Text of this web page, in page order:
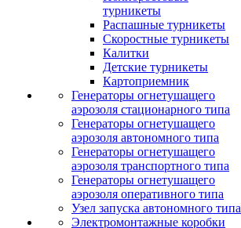
турникеты
Распашные турникеты
Скоростные турникеты
Калитки
Детские турникеты
Картоприемник
Генераторы огнетушащего
аэрозоля стационарного типа
Генераторы огнетушащего
аэрозоля автономного типа
Генераторы огнетушащего
аэрозоля транспортного типа
Генераторы огнетушащего
аэрозоля оперативного типа
Узел запуска автономного типа
Электромонтажные коробки